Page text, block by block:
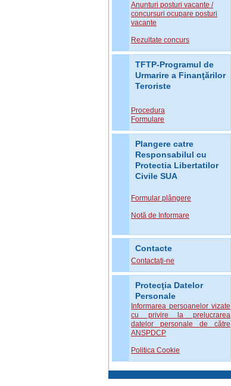
Anunturi posturi vacante /
concursuri ocupare posturi
vacante
Rezultate concurs
TFTP-Programul de
Urmarire a Finanţărilor
Teroriste
Procedura
Formulare
Plangere catre
Responsabilul cu
Protectia Libertatilor
Civile SUA
Formular plângere
Notă de Informare
Contacte
Contactaţi-ne
Protecţia Datelor
Personale
Informarea persoanelor vizate
cu privire la prelucrarea
datelor personale de către
ANSPDCP
Politica Cookie